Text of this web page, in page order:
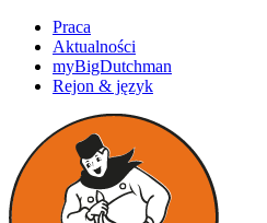
Praca
Aktualności
myBigDutchman
Rejon & język